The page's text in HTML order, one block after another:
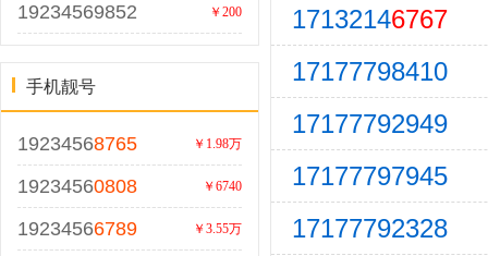
19234569852 ￥200
手机靓号
19234568765 ￥1.98万
19234560808 ￥6740
19234566789 ￥3.55万
17132146767
17177798410
17177792949
17177797945
17177792328